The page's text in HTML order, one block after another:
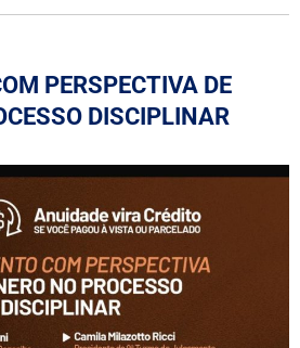
PERSPECTIVA DE
DISCIPLINAR